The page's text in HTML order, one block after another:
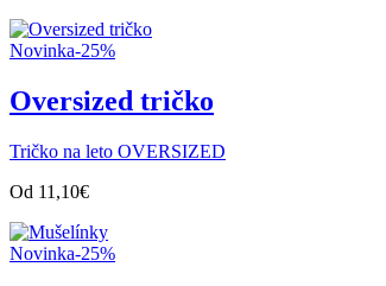
Novinka-25%
Oversized tričko
Tričko na leto OVERSIZED
Od 11,10€
Novinka-25%